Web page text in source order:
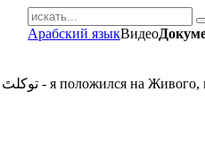
Арабский языкВидео